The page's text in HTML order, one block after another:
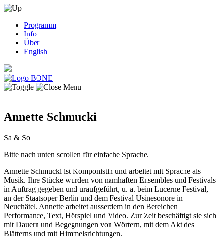
Programm
Info
Über
English
Annette Schmucki
Sa & So
Bitte nach unten scrollen für einfache Sprache.
Annette Schmucki ist Komponistin und arbeitet mit Sprache als
Musik. Ihre Stücke wurden von namhaften Ensembles und Festivals
in Auftrag gegeben und uraufgeführt, u. a. beim Lucerne Festival,
an der Staatsoper Berlin und dem Festival Usinesonore in
Neuchâtel. Annette arbeitet ausserdem in den Bereichen
Performance, Text, Hörspiel und Video. Zur Zeit beschäftigt sie sich
mit Dauern und Begegnungen von Wörtern, mit dem Akt des
Blätterns und mit Himmelsrichtungen.